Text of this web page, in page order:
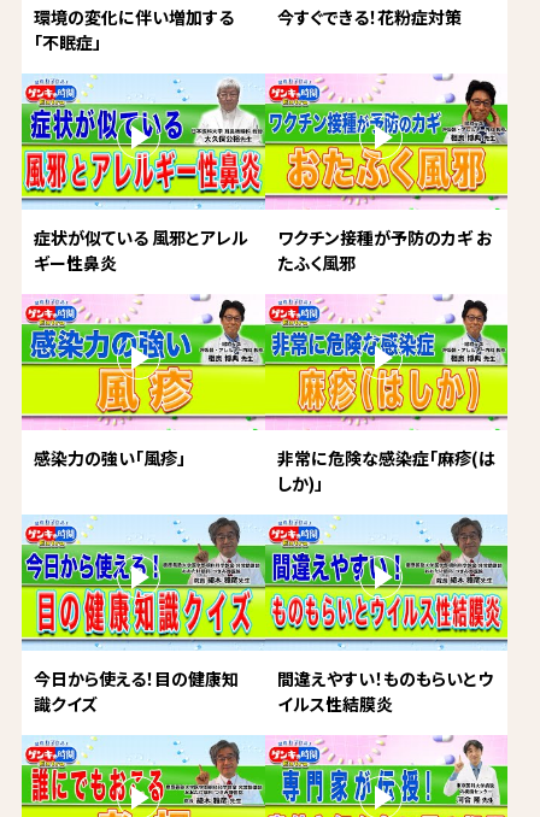
環境の変化に伴い増加する
「不眠症」
今すぐできる！花粉症対策
症状が似ている 風邪とアレル
ギー性鼻炎
ワクチン接種が予防のカギ お
たふく風邪
感染力の強い「風疹」
非常に危険な感染症「麻疹(は
しか)」
今日から使える！目の健康知
識クイズ
間違えやすい！ものもらいとウ
イルス性結膜炎